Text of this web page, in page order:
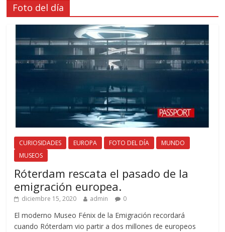
Foto del día
CURIOSIDADES EUROPA FOTO DEL DÍA
MUNDO
MUSEOS
Róterdam rescata el pasado de la
emigración europea.
diciembre 15, 2020 admin 0
El moderno Museo Fénix de la Emigración recordará
cuando Róterdam vio partir a dos millones de europeos